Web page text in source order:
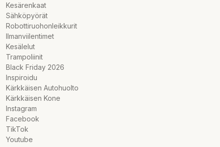
Kesärenkaat
Sähköpyörät
Robottiruohonleikkurit
Ilmanviilentimet
Kesälelut
Trampoliinit
Black Friday 2026
Inspiroidu
Kärkkäisen Autohuolto
Kärkkäisen Kone
Instagram
Facebook
TikTok
Youtube